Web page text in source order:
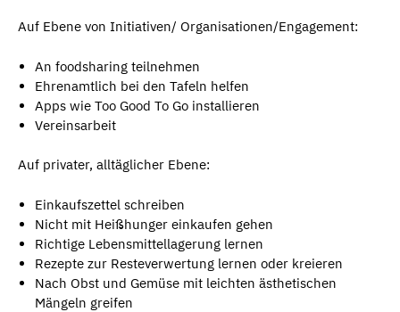
Auf Ebene von Initiativen/ Organisationen/Engagement:
An foodsharing teilnehmen
Ehrenamtlich bei den Tafeln helfen
Apps wie Too Good To Go installieren
Vereinsarbeit
Auf privater, alltäglicher Ebene:
Einkaufszettel schreiben
Nicht mit Heißhunger einkaufen gehen
Richtige Lebensmittellagerung lernen
Rezepte zur Resteverwertung lernen oder kreieren
Nach Obst und Gemüse mit leichten ästhetischen
Mängeln greifen